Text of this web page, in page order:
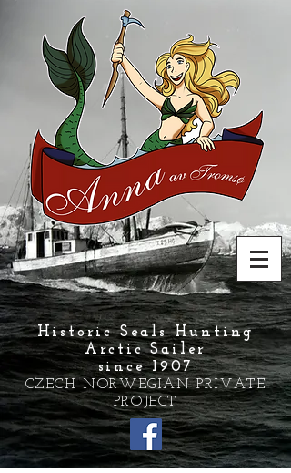
Historic Seals Hunting
Arctic Sailer
since 1907
CZECH-NORWEGIAN PRIVATE
PROJECT